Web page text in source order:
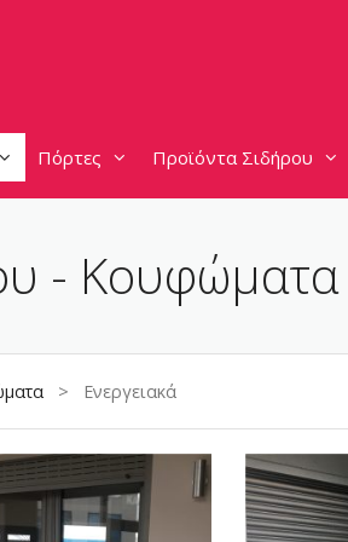
Πόρτες Προϊόντα Σιδήρου
- Κουφώματα
> Ενεργειακά